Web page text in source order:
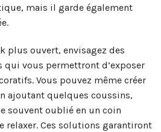
mais il garde également
plus ouvert, envisagez des
qui vous permettront d’exposer
Vous pouvez même créer
ajoutant quelques coussins,
souvent oublié en un coin
relaxer. Ces solutions garantiront